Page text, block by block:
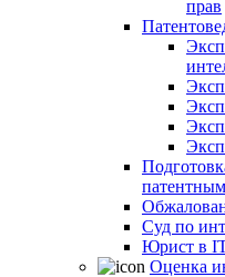
прав
Суд по
Юрист в
Оценка